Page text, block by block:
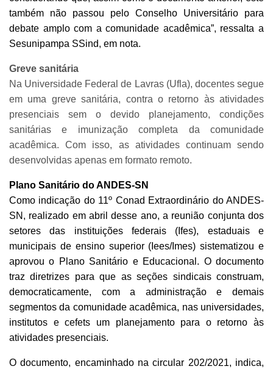
também não passou pelo Conselho Universitário para
debate amplo com a comunidade acadêmica”, ressalta a
Sesunipampa SSind, em nota.
Greve sanitária
Na Universidade Federal de Lavras (Ufla), docentes segue
em uma greve sanitária, contra o retorno às atividades
presenciais sem o devido planejamento, condições
sanitárias e imunização completa da comunidade
acadêmica. Com isso, as atividades continuam sendo
desenvolvidas apenas em formato remoto.
Plano Sanitário do ANDES-SN
Como indicação do 11º Conad Extraordinário do ANDES-
SN, realizado em abril desse ano, a reunião conjunta dos
setores das instituições federais (Ifes), estaduais e
municipais de ensino superior (Iees/Imes) sistematizou e
aprovou o Plano Sanitário e Educacional. O documento
traz diretrizes para que as seções sindicais construam,
democraticamente, com a administração e demais
segmentos da comunidade acadêmica, nas universidades,
institutos e cefets um planejamento para o retorno às
atividades presenciais.
O documento, encaminhado na circular 202/2021, indica,